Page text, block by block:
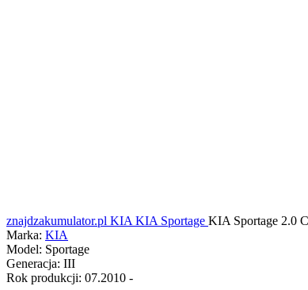
znajdzakumulator.pl KIA KIA Sportage KIA Sportage 2.0
Marka: KIA
Model: Sportage
Generacja: III
Rok produkcji: 07.2010 -